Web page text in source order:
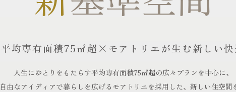
平均専有面積75㎡超× モアトリエが生む新しい
人生にゆとりをもたらす平均専有面積75㎡超の広々プランを中心に、
自由なアイディアで暮らしを広げる モアトリエを採用した、新しい住空間